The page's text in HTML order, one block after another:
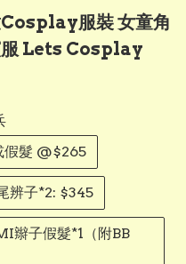
服裝 女童角
服 Lets Cosplay
假髮 @$265
辨子*2: $345
辮子假髮*1（附BB